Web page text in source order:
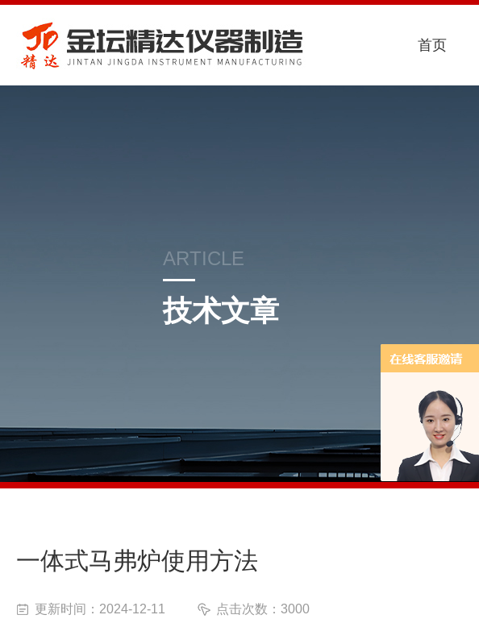
首页
ARTICLE
技术文章
一体式马弗炉使用方法
更新时间：2024-12-11 点击次数：3000